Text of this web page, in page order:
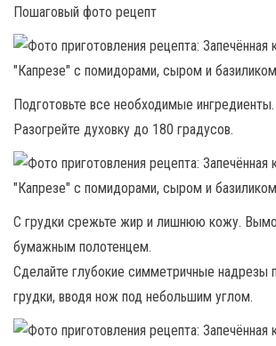
Пошаговый фото рецепт
Подготовьте все необходимые ингредиенты.
Разогрейте духовку до 180 градусов.
С грудки срежьте жир и лишнюю кожу.
бумажным полотенцем.
Сделайте глубокие симметричные надрезы
грудки, вводя нож под небольшим углом.